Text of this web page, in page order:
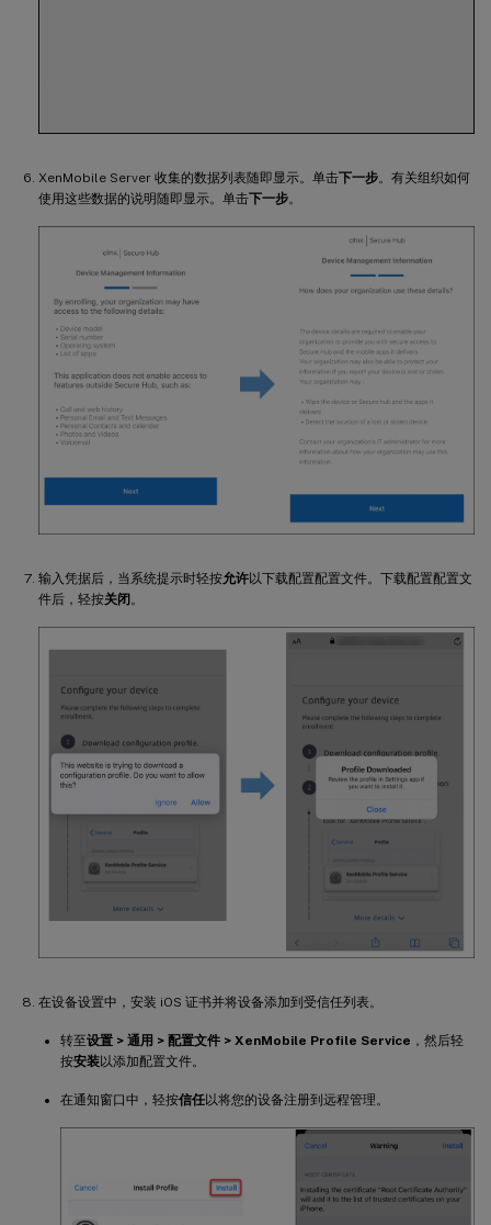
XenMobile Server 收集的数据列表随即显示。单击下一步。有关组织如何
使用这些数据的说明随即显示。单击下一步。
输入凭据后，当系统提示时轻按允许以下载配置配置文件。下载配置配置文
件后，轻按关闭。
在设备设置中，安装 iOS 证书并将设备添加到受信任列表。
转至设置 > 通用 > 配置文件 > XenMobile Profile Service ，然后轻
按安装以添加配置文件。
在通知窗口中，轻按信任以将您的设备注册到远程管理。